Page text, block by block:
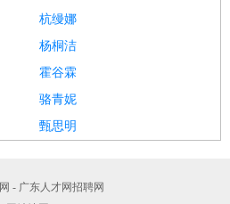
杭缦娜
杨桐洁
霍谷霖
骆青妮
甄思明
- 广东人才网招聘网